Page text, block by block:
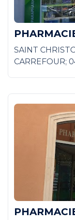
SAINT
CARREFOUR;